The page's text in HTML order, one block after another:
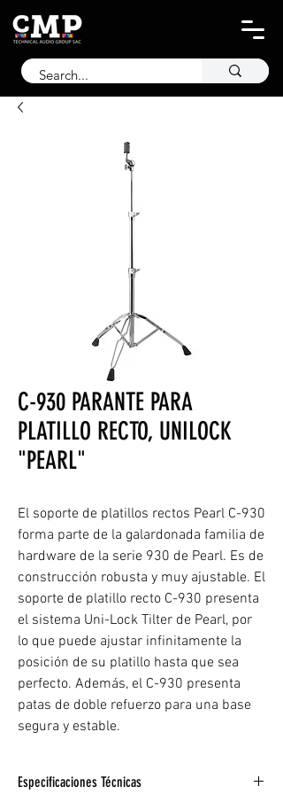
C-930 PARANTE PARA
PLATILLO RECTO, UNILOCK
"PEARL"
El soporte de platillos rectos Pearl C-930
forma parte de la galardonada familia de
hardware de la serie 930 de Pearl. Es de
construcción robusta y muy ajustable. El
soporte de platillo recto C-930 presenta
el sistema Uni-Lock Tilter de Pearl, por
lo que puede ajustar infinitamente la
posición de su platillo hasta que sea
perfecto. Además, el C-930 presenta
patas de doble refuerzo para una base
segura y estable.
Especificaciones Técnicas